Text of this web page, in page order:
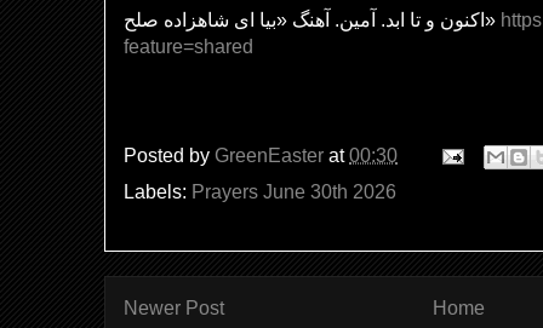
اکنون و تا ابد. آمین. آهنگ «بیا ای شاهزاده صلح»
feature=shared
Posted by GreenEaster at00:30
Labels: Prayers June 30th 2026
Newer Post Home